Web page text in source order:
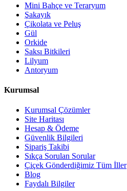
Mini Bahçe ve Teraryum
Şakayık
Çikolata ve Peluş
Gül
Orkide
Saksı Bitkileri
Lilyum
Antoryum
Kurumsal
Kurumsal Çözümler
Site Haritası
Hesap & Ödeme
Güvenlik Bilgileri
Sipariş Takibi
Sıkça Sorulan Sorular
Çiçek Gönderdiğimiz Tüm İller
Blog
Faydalı Bilgiler